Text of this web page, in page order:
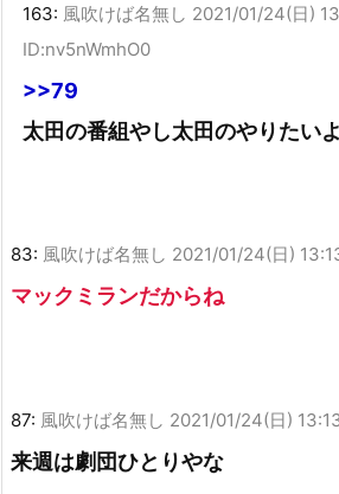
163: 風吹けば名無し 2021/01/24(日)
ID:nv5nWmhO0
>>79
太田の番組やし太田のやりたい
83: 風吹けば名無し 2021/01/24(日)
マックミランだからね
87: 風吹けば名無し 2021/01/24(日)
来週は劇団ひとりやな